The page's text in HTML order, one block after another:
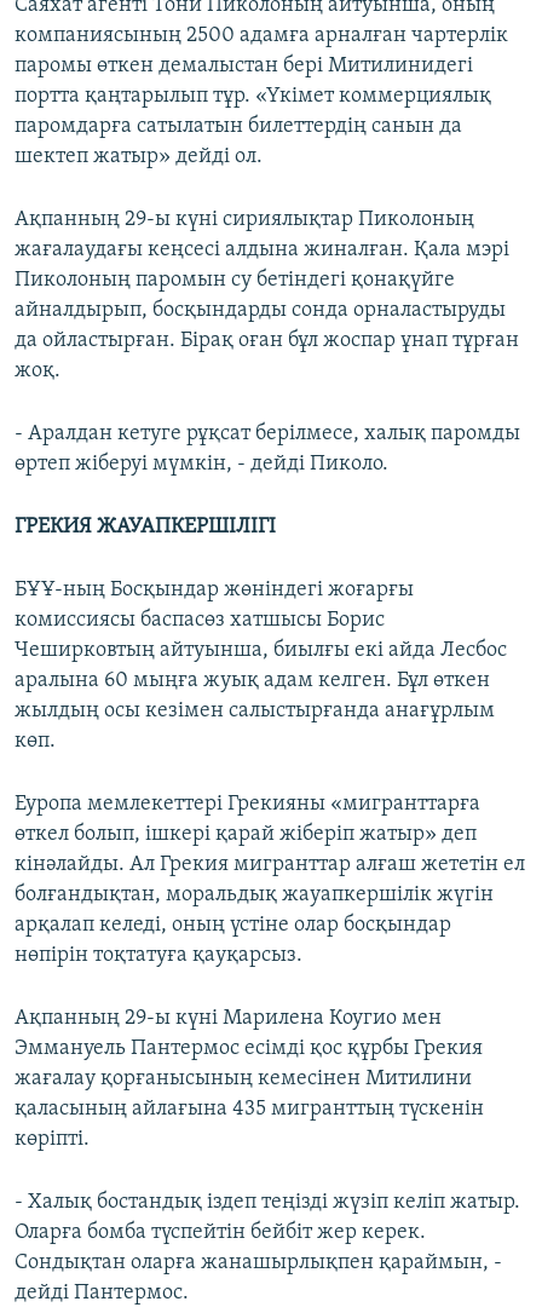
Саяхат агенті Тони Пиколоның айтуынша, оның
компаниясының 2500 адамға арналған чартерлік
паромы өткен демалыстан бері Митилинидегі
портта қаңтарылып тұр. «Үкімет коммерциялық
паромдарға сатылатын билеттердің санын да
шектеп жатыр» дейді ол.
Ақпанның 29-ы күні сириялықтар Пиколоның
жағалаудағы кеңсесі алдына жиналған. Қала мэрі
Пиколоның паромын су бетіндегі қонақүйге
айналдырып, босқындарды сонда орналастыруды
да ойластырған. Бірақ оған бұл жоспар ұнап тұрған
жоқ.
- Аралдан кетуге рұқсат берілмесе, халық паромды
өртеп жіберуі мүмкін, - дейді Пиколо.
ГРЕКИЯ ЖАУАПКЕРШІЛІГІ
БҰҰ-ның Босқындар жөніндегі жоғарғы
комиссиясы баспасөз хатшысы Борис
Чеширковтың айтуынша, биылғы екі айда Лесбос
аралына 60 мыңға жуық адам келген. Бұл өткен
жылдың осы кезімен салыстырғанда анағұрлым
көп.
Еуропа мемлекеттері Грекияны «мигранттарға
өткел болып, ішкері қарай жіберіп жатыр» деп
кінәлайды. Ал Грекия мигранттар алғаш жететін ел
болғандықтан, моральдық жауапкершілік жүгін
арқалап келеді, оның үстіне олар босқындар
нөпірін тоқтатуға қауқарсыз.
Ақпанның 29-ы күні Марилена Коугио мен
Эммануель Пантермос есімді қос құрбы Грекия
жағалау қорғанысының кемесінен Митилини
қаласының айлағына 435 мигранттың түскенін
көріпті.
- Халық бостандық іздеп теңізді жүзіп келіп жатыр.
Оларға бомба түспейтін бейбіт жер керек.
Сондықтан оларға жанашырлықпен қараймын, -
дейді Пантермос.